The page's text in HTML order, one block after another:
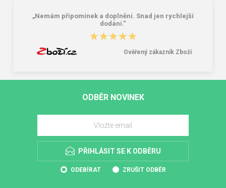
„Nemám připomínek a doplnění. Snad jen rychlejší
dodání.“
★★★★★
★★★★★
Ověřený zákazník Zboží
ODBĚR NOVINEK
PŘIHLÁSIT SE K ODBĚRU
ODEBÍRAT ZRUŠIT ODBĚR